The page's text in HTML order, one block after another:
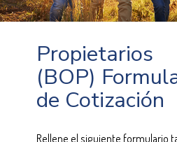
Propietarios
(BOP)
de Cotización
Rellene el siguiente formulario